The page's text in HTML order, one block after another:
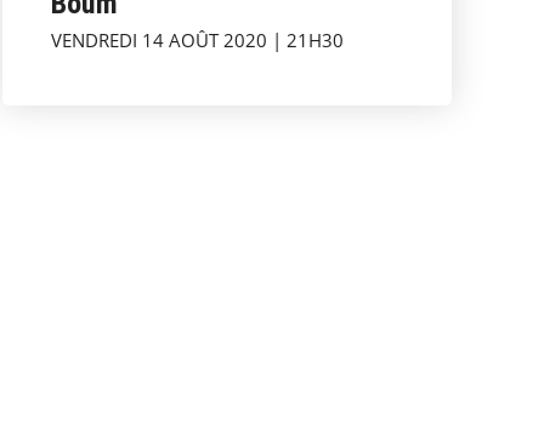
VENDREDI 14 AOÛT 2020 | 21H30